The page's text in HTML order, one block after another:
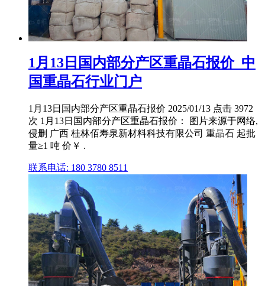
1月13日国内部分产区重晶石报价_中
国重晶石行业门户
1月13日国内部分产区重晶石报价 2025/01/13 点击 3972
次 1月13日国内部分产区重晶石报价： 图片来源于网络,
侵删 广西 桂林佰寿泉新材料科技有限公司 重晶石 起批
量≥1 吨 价￥ .
联系电话: 180 3780 8511